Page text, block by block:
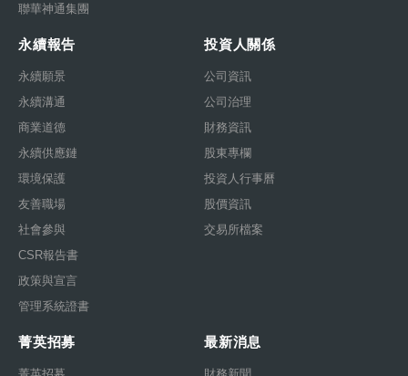
聯華神通集團
永續報告
永續願景
永續溝通
商業道德
永續供應鏈
環境保護
友善職場
社會參與
CSR報告書
政策與宣言
管理系統證書
投資人關係
公司資訊
公司治理
財務資訊
股東專欄
投資人行事曆
股價資訊
交易所檔案
菁英招募 最新消息